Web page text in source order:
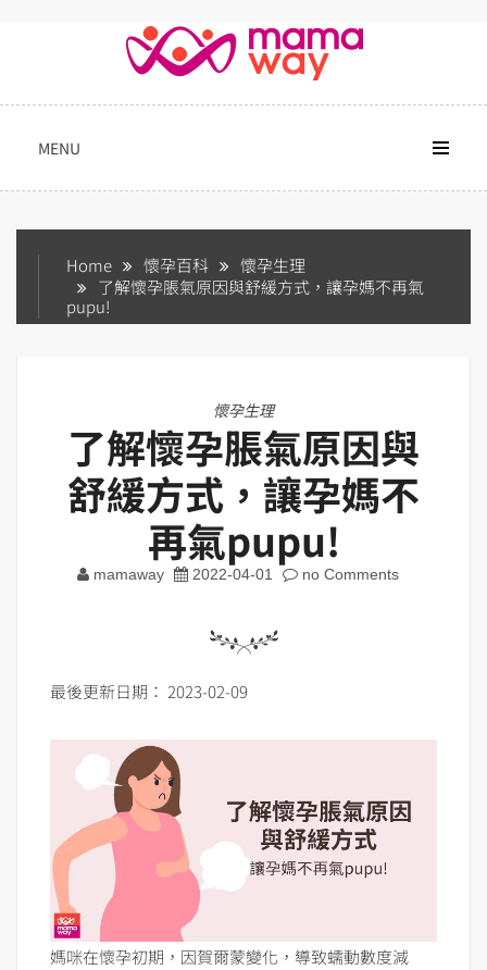
MENU
Home 懷孕百科
懷孕生理
了解懷孕脹氣原因與舒緩方式，讓孕媽不再氣
pupu!
懷孕生理
了解懷孕脹氣原因與
舒緩方式，讓孕媽不
再氣pupu!
mamaway 2022-04-01 no Comments
最後更新日期： 2023-02-09
媽咪在懷孕初期，因賀爾蒙變化，導致蠕動數度減